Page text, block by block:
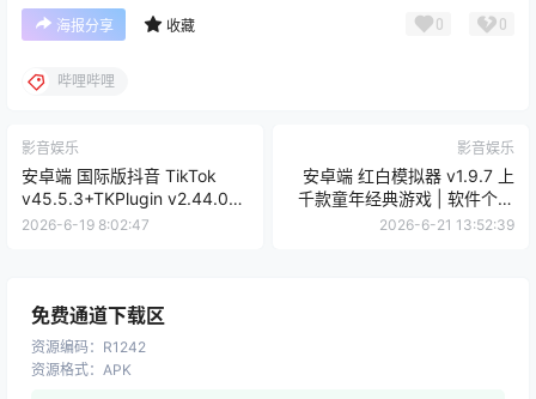
海报分享 收藏 0 0
哔哩哔哩
影音娱乐
安卓端 国际版抖音 TikTok
v45.5.3+TKPlugin v2.44.0
支持切换地区，去除水印 | 软
2026-6-19 8:02:47
影音娱乐
安卓端 红白模拟器 v1.9.7 上
千款童年经典游戏 | 软件个锤
子 | R5052
2026-6-21 13:52:39
免费通道下载区
资源编码： R1242
资源格式： APK